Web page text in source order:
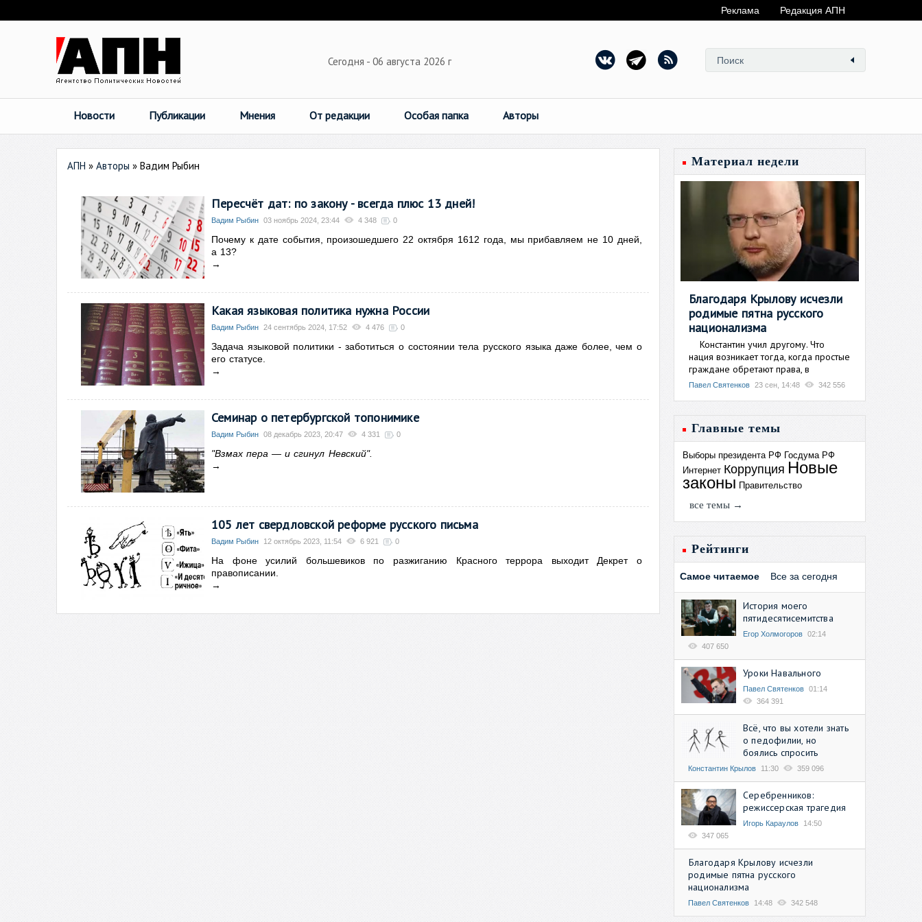
Реклама Редакция АПН
Сегодня - 06 августа 2026 г
Новости Публикации Мнения От редакции Особая папка Авторы
АПН » Авторы » Вадим Рыбин
Пересчёт дат: по закону - всегда плюс 13 дней!
Вадим Рыбин 03 ноябрь 2024, 23:44 4 348 0
Почему к дате события, произошедшего 22 октября 1612 года, мы прибавляем не 10 дней,
а 13?
→
Какая языковая политика нужна России
Вадим Рыбин 24 сентябрь 2024, 17:52 4 476 0
Задача языковой политики - заботиться о состоянии тела русского языка даже более, чем о
его статусе.
→
Семинар о петербургской топонимике
Вадим Рыбин 08 декабрь 2023, 20:47 4 331 0
"Взмах пера — и сгинул Невский".
→
105 лет свердловской реформе русского письма
Вадим Рыбин 12 октябрь 2023, 11:54 6 921 0
На фоне усилий большевиков по разжиганию Красного террора выходит Декрет о
правописании.
→
Материал недели
Благодаря Крылову исчезли
родимые пятна русского
национализма
Константин учил другому. Что
нация возникает тогда, когда простые
граждане обретают права, в
Павел Святенков 23 сен, 14:48 342 556
Главные темы
Выборы президента РФ Госдума РФ
Интернет Коррупция Новые
законы Правительство
все темы →
Рейтинги
Самое читаемое Все за сегодня
История моего
пятидесятисемитства
Егор Холмогоров 02:14
407 650
Уроки Навального
Павел Святенков 01:14
364 391
Всё, что вы хотели знать
о педофилии, но
боялись спросить
Константин Крылов 11:30 359 096
Серебренников:
режиссерская трагедия
Игорь Караулов
14:50
347 065
Благодаря Крылову исчезли
родимые пятна русского
национализма
Павел Святенков 14:48 342 548